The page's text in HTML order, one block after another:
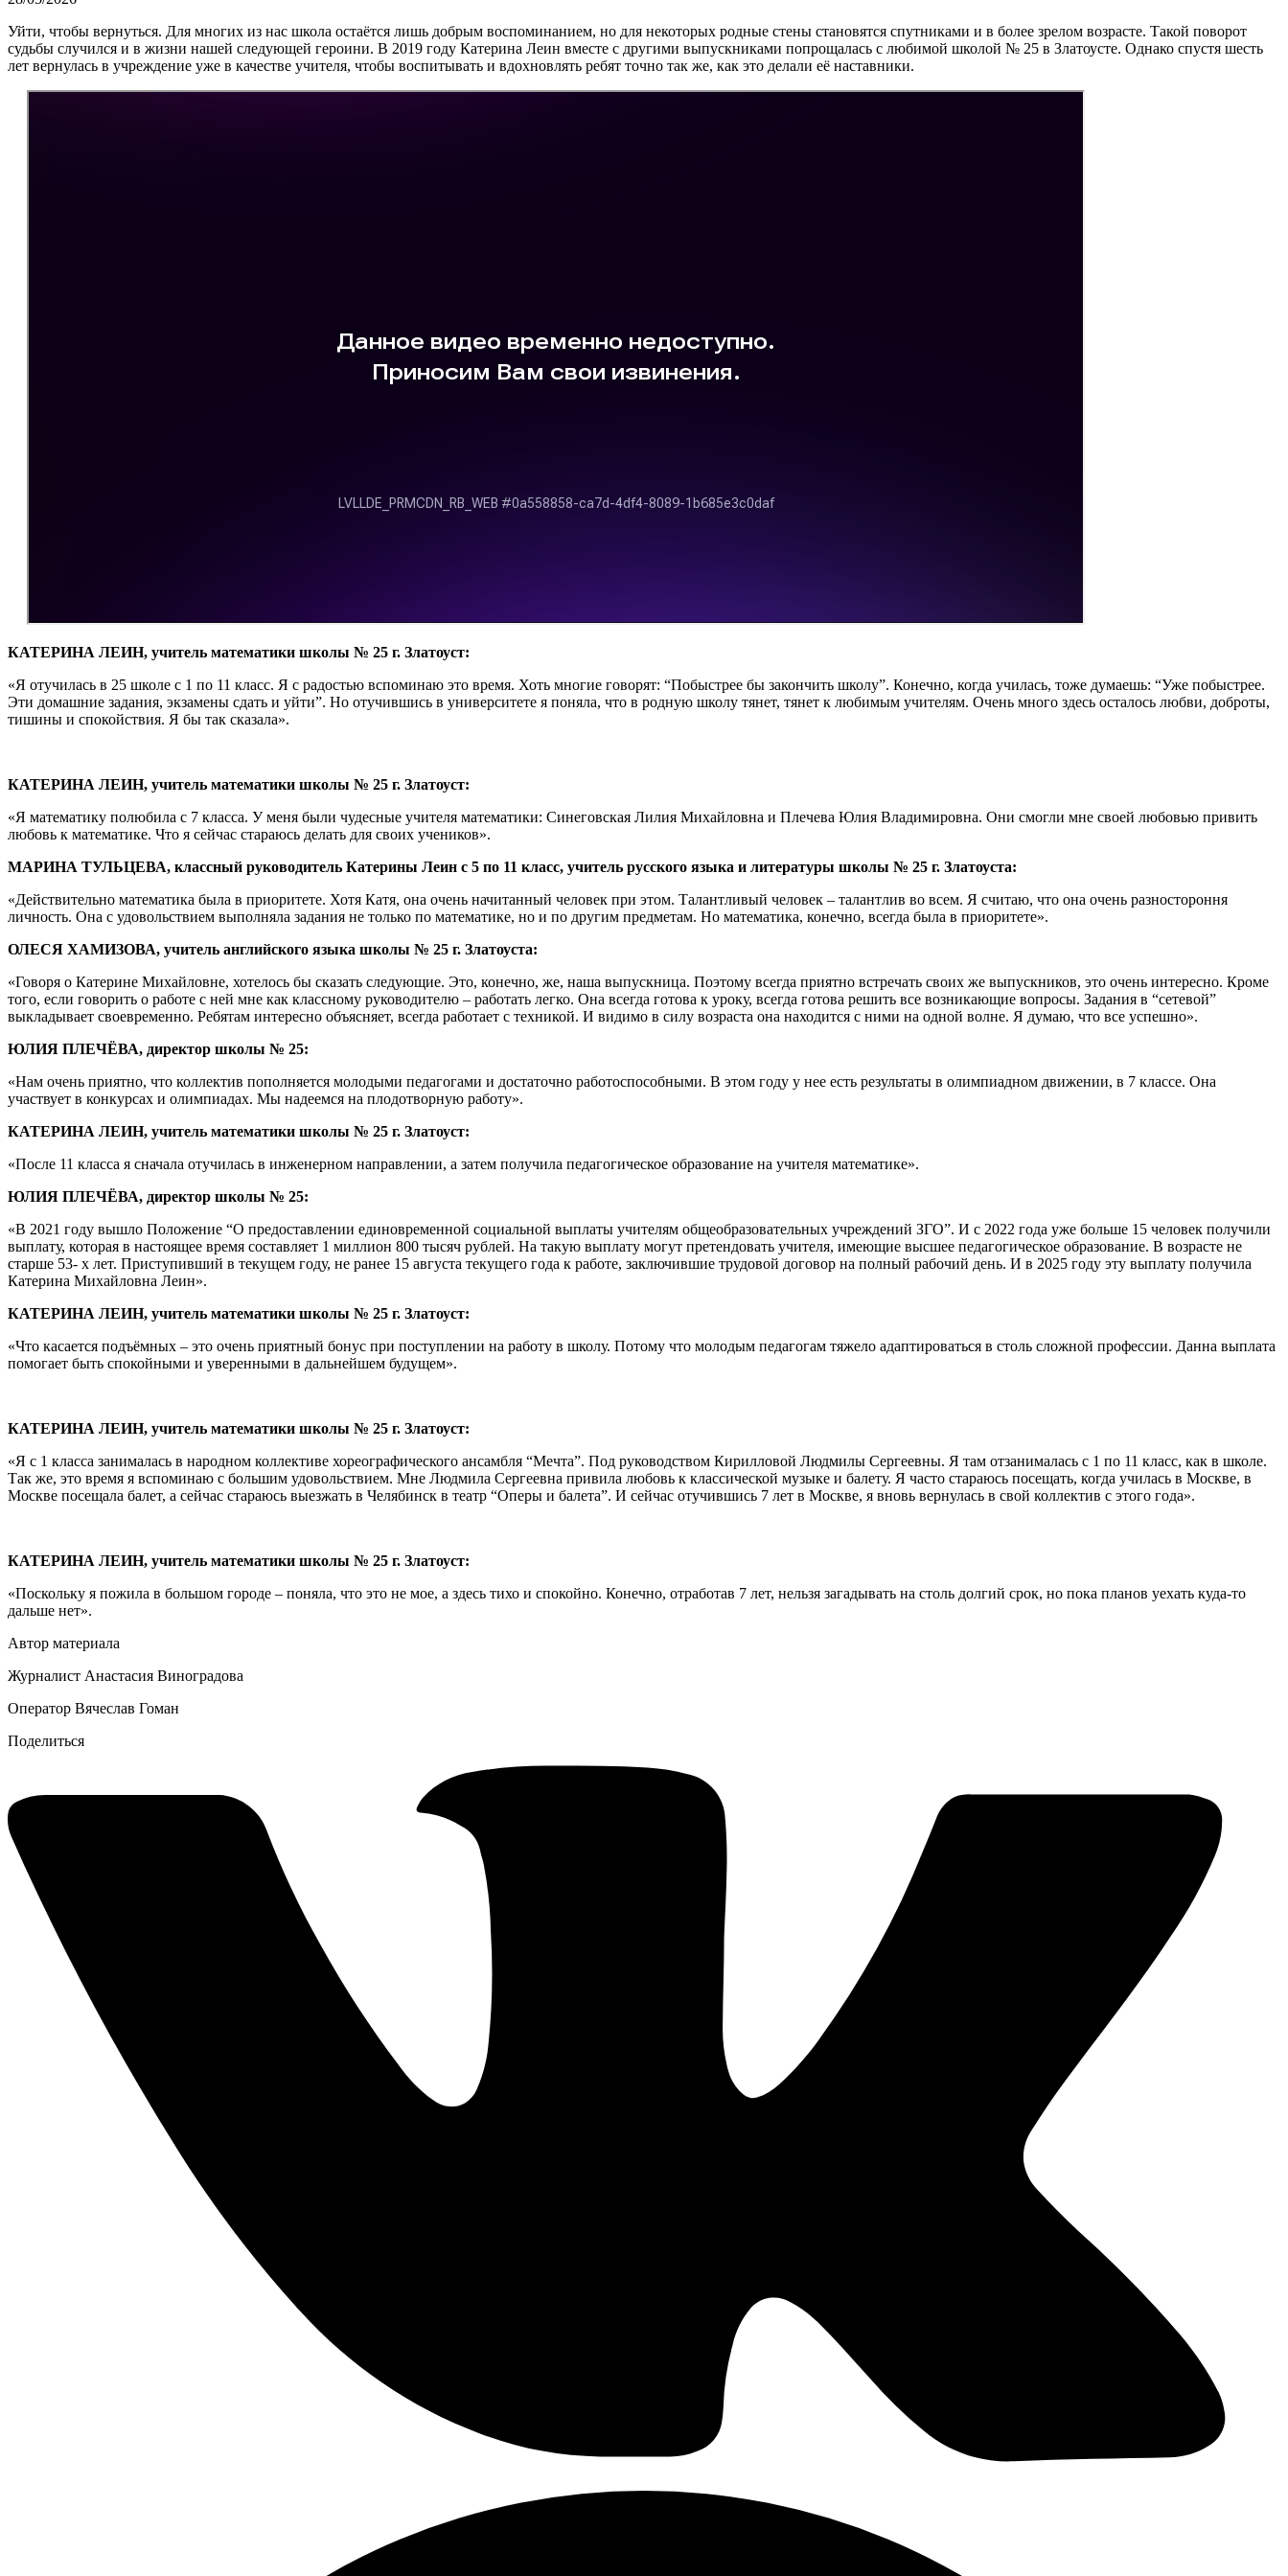
Уйти, чтобы вернуться. Для многих из нас школа остаётся лишь добрым воспоминанием, но для некоторых родные стены становятся спутниками и в более зрелом возрасте. Такой поворот
судьбы случился и в жизни нашей следующей героини. В 2019 году Катерина Леин вместе с другими выпускниками попрощалась с любимой школой № 25 в Златоусте. Однако спустя шесть
лет вернулась в учреждение уже в качестве учителя, чтобы воспитывать и вдохновлять ребят точно так же, как это делали её наставники.
КАТЕРИНА ЛЕИН, учитель математики школы № 25 г. Златоуст:
«Я отучилась в 25 школе с 1 по 11 класс. Я с радостью вспоминаю это время. Хоть многие говорят: “Побыстрее бы закончить школу”. Конечно, когда училась, тоже думаешь: “Уже побыстрее.
Эти домашние задания, экзамены сдать и уйти”. Но отучившись в университете я поняла, что в родную школу тянет, тянет к любимым учителям. Очень много здесь осталось любви, доброты,
тишины и спокойствия. Я бы так сказала».
КАТЕРИНА ЛЕИН, учитель математики школы № 25 г. Златоуст:
«Я математику полюбила с 7 класса. У меня были чудесные учителя математики: Синеговская Лилия Михайловна и Плечева Юлия Владимировна. Они смогли мне своей любовью привить
любовь к математике. Что я сейчас стараюсь делать для своих учеников».
МАРИНА ТУЛЬЦЕВА, классный руководитель Катерины Леин с 5 по 11 класс, учитель русского языка и литературы школы № 25 г. Златоуста:
«Действительно математика была в приоритете. Хотя Катя, она очень начитанный человек при этом. Талантливый человек – талантлив во всем. Я считаю, что она очень разностороння
личность. Она с удовольствием выполняла задания не только по математике, но и по другим предметам. Но математика, конечно, всегда была в приоритете».
ОЛЕСЯ ХАМИЗОВА, учитель английского языка школы № 25 г. Златоуста:
«Говоря о Катерине Михайловне, хотелось бы сказать следующие. Это, конечно, же, наша выпускница. Поэтому всегда приятно встречать своих же выпускников, это очень интересно. Кроме
того, если говорить о работе с ней мне как классному руководителю – работать легко. Она всегда готова к уроку, всегда готова решить все возникающие вопросы. Задания в “сетевой”
выкладывает своевременно. Ребятам интересно объясняет, всегда работает с техникой. И видимо в силу возраста она находится с ними на одной волне. Я думаю, что все успешно».
ЮЛИЯ ПЛЕЧЁВА, директор школы № 25:
«Нам очень приятно, что коллектив пополняется молодыми педагогами и достаточно работоспособными. В этом году у нее есть результаты в олимпиадном движении, в 7 классе. Она
участвует в конкурсах и олимпиадах. Мы надеемся на плодотворную работу».
КАТЕРИНА ЛЕИН, учитель математики школы № 25 г. Златоуст:
«После 11 класса я сначала отучилась в инженерном направлении, а затем получила педагогическое образование на учителя математике».
ЮЛИЯ ПЛЕЧЁВА, директор школы № 25:
«В 2021 году вышло Положение “О предоставлении единовременной социальной выплаты учителям общеобразовательных учреждений ЗГО”. И с 2022 года уже больше 15 человек получили
выплату, которая в настоящее время составляет 1 миллион 800 тысяч рублей. На такую выплату могут претендовать учителя, имеющие высшее педагогическое образование. В возрасте не
старше 53- х лет. Приступивший в текущем году, не ранее 15 августа текущего года к работе, заключившие трудовой договор на полный рабочий день. И в 2025 году эту выплату получила
Катерина Михайловна Леин».
КАТЕРИНА ЛЕИН, учитель математики школы № 25 г. Златоуст:
«Что касается подъёмных – это очень приятный бонус при поступлении на работу в школу. Потому что молодым педагогам тяжело адаптироваться в столь сложной профессии. Данна выплата
помогает быть спокойными и уверенными в дальнейшем будущем».
КАТЕРИНА ЛЕИН, учитель математики школы № 25 г. Златоуст:
«Я с 1 класса занималась в народном коллективе хореографического ансамбля “Мечта”. Под руководством Кирилловой Людмилы Сергеевны. Я там отзанималась с 1 по 11 класс, как в школе.
Так же, это время я вспоминаю с большим удовольствием. Мне Людмила Сергеевна привила любовь к классической музыке и балету. Я часто стараюсь посещать, когда училась в Москве, в
Москве посещала балет, а сейчас стараюсь выезжать в Челябинск в театр “Оперы и балета”. И сейчас отучившись 7 лет в Москве, я вновь вернулась в свой коллектив с этого года».
КАТЕРИНА ЛЕИН, учитель математики школы № 25 г. Златоуст:
«Поскольку я пожила в большом городе – поняла, что это не мое, а здесь тихо и спокойно. Конечно, отработав 7 лет, нельзя загадывать на столь долгий срок, но пока планов уехать куда-то
дальше нет».
Автор материала
Журналист Анастасия Виноградова
Оператор Вячеслав Гоман
Поделиться